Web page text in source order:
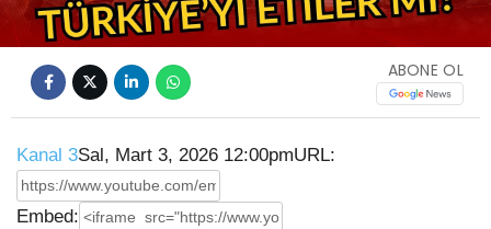
ABONE OL
Kanal 3Sal, Mart 3, 2026 12:00pmURL:
Embed: